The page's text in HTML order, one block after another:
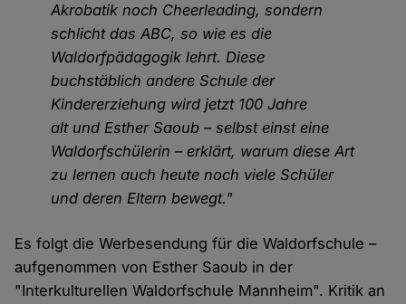
Akrobatik noch Cheerleading, sondern
schlicht das ABC, so wie es die
Waldorfpädagogik lehrt. Diese
buchstäblich andere Schule der
Kindererziehung wird jetzt 100 Jahre
alt und Esther Saoub – selbst einst eine
Waldorfschülerin – erklärt, warum diese Art
zu lernen auch heute noch viele Schüler
und deren Eltern bewegt."
Es folgt die Werbesendung für die Waldorfschule –
aufgenommen von Esther Saoub in der
"Interkulturellen Waldorfschule Mannheim". Kritik an